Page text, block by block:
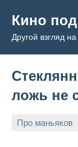
содержимому
Кино
Другой взгляд
ложь не
Про маньяков
Admin